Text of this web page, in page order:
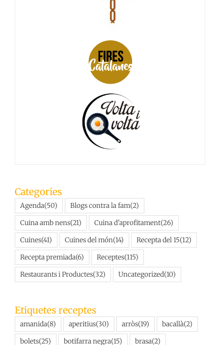
Categories
Agenda(50) Blogs contra la fam(2)
Cuina amb nens(21) Cuina d'aprofitament(26)
Cuines(41) Cuines del món(14) Recepta del 15(12)
Recepta premiada(6) Receptes(115)
Restaurants i Productes(32) Uncategorized(10)
Etiquetes receptes
amanida(8) aperitius(30) arròs(19) bacallà(2)
bolets(25) botifarra negra(15) brasa(2)